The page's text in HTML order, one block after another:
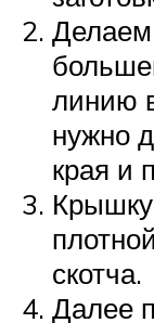
Делаем
линию
нужно
края и
скотча.
Далее